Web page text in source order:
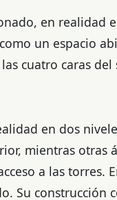
en realidad
un espacio
cuatro caras
en dos
mientras otras
a las torres.
Su construcción